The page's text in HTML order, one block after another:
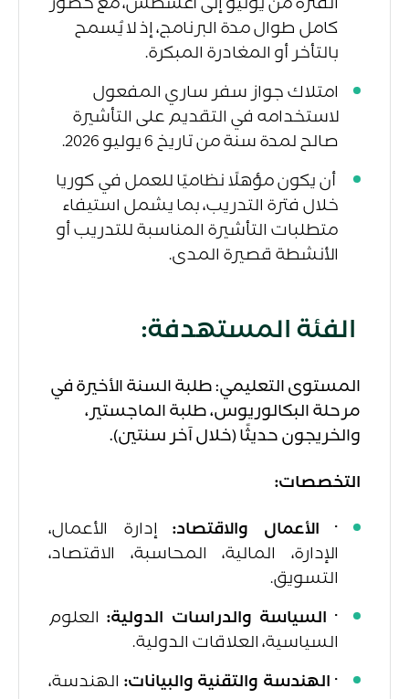
كامل طوال مدة البرنامج، إذ لا يُسمح
بالتأخر أو المغادرة المبكرة.
امتلاك جواز سفر ساري المفعول
لاستخدامه في التقديم على التأشيرة
صالح لمدة سنة من تاريخ 6 يوليو 2026.
أن يكون مؤهلًا نظاميًا للعمل في كوريا
خلال فترة التدريب، بما يشمل استيفاء
متطلبات التأشيرة المناسبة للتدريب أو
الأنشطة قصيرة المدى.
الفئة المستهدفة:
المستوى التعليمي: طلبة السنة الأخيرة في
مرحلة البكالوريوس، طلبة الماجستير،
والخريجون حديثًا (خلال آخر سنتين).
التخصصات:
· الأعمال والاقتصاد: إدارة الأعمال،
الإدارة، المالية، المحاسبة، الاقتصاد،
التسويق.
· السياسة والدراسات الدولية:العلوم
السياسية، العلاقات الدولية.
· الهندسة والتقنية والبيانات: الهندسة،